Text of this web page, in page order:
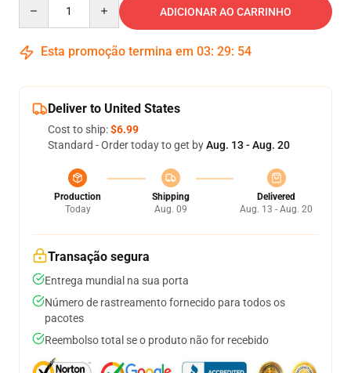
ADICIONAR AO CARRINHO
Esta promoção termina em 03: 29: 53
Deliver to United States
Cost to ship:$6.99
Standard - Order today to get byAug. 13 - Aug. 20
Production
Today
Shipping
Aug. 09
Delivered
Aug. 13 - Aug. 20
Transação segura
Entrega mundial na sua porta
Número de rastreamento fornecido para todos os
pacotes
Reembolso total se o produto não for recebido